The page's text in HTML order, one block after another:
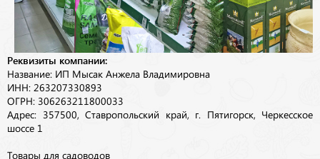
Реквизиты компании:
Название: ИП Мысак Анжела Владимировна
ИНН: 263207330893
ОГРН: 306263211800033
Адрес: 357500, Ставропольский край, г. Пятигорск, Черкесское
шоссе 1
Товары для садоводов